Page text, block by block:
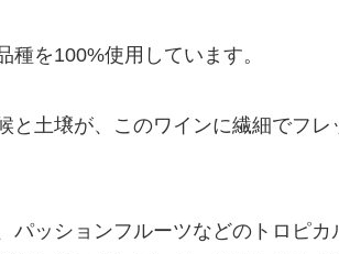
種を100%使用しています。
と土壌が、このワインに繊細でフレ
パッションフルーツなどのトロピ